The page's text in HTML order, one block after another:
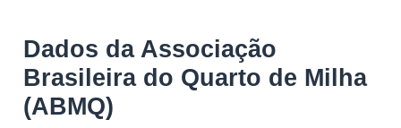
Dados da Associação
Brasileira do Quarto de Milha
(ABMQ)